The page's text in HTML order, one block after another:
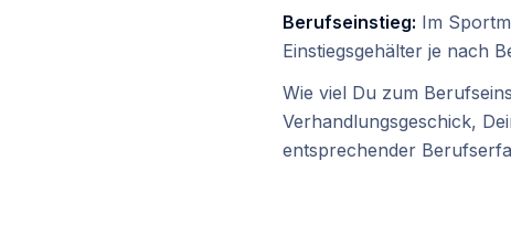
Berufseinstieg: Im
Einstiegsgehälter je nach
Wie viel Du zum
Verhandlungsgeschick,
entsprechender